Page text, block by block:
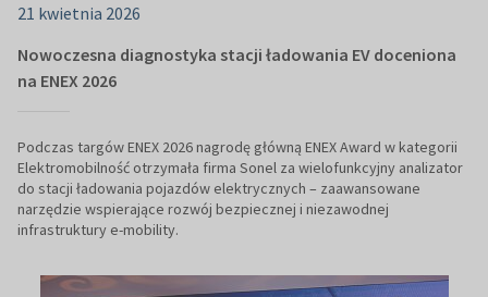
21 kwietnia 2026
Nowoczesna diagnostyka stacji ładowania EV doceniona
na ENEX 2026
Podczas targów ENEX 2026 nagrodę główną ENEX Award w kategorii
Elektromobilność otrzymała firma Sonel za wielofunkcyjny analizator
do stacji ładowania pojazdów elektrycznych – zaawansowane
narzędzie wspierające rozwój bezpiecznej i niezawodnej
infrastruktury e-mobility.